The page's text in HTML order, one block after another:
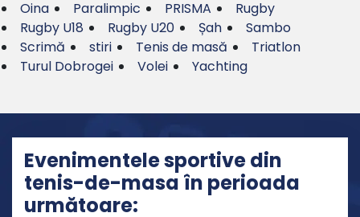
Oina
Paralimpic PRISMA
Rugby
Rugby U18
Rugby U20 Șah
Sambo
Scrimă
stiri Tenis de masă
Triatlon
Turul Dobrogei
Volei Yachting
Evenimentele sportive din
tenis-de-masa în perioada
următoare: